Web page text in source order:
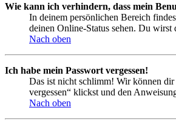
Wie kann ich verhindern, dass mein
In deinem persönlichen Bereich
deinen Online-Status sehen. Du wirst
Nach oben
Ich habe mein Passwort vergessen!
Das ist nicht schlimm! Wir können dir
vergessen“ klickst und den
Nach oben